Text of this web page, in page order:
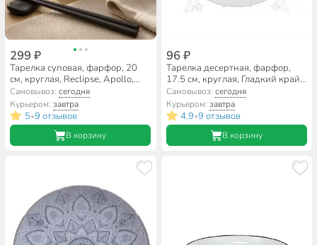
299 ₽
Тарелка суповая, фарфор, 20
см, круглая, Reclipse, Apollo,
RCL-05, черно-белая
Самовывоз:сегодня
Курьером:завтра
5•9 отзывов
В корзину
96 ₽
Тарелка десертная, фарфор,
17.5 см, круглая, Гладкий край
Белая, Дулевский фарфор,
037052
Самовывоз: сегодня
Курьером: завтра
4.9•9 отзывов
В корзину